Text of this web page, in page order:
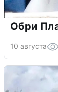
Обри
10 августа